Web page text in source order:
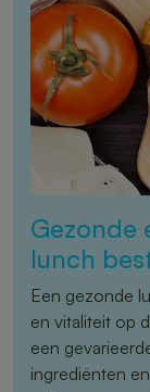
Gezonde
lunch
Een gezonde
en vitaliteit op
een
ingrediënten